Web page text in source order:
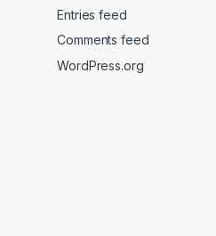
Entries feed
Comments feed
WordPress.org